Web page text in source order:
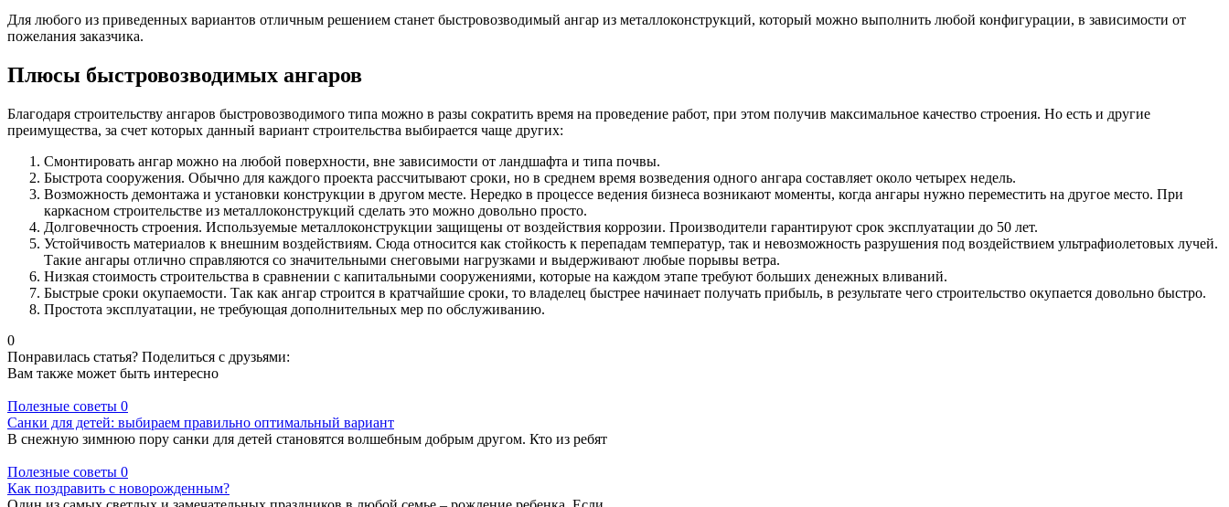
Для любого из приведенных вариантов отличным решением станет быстровозводимый ангар из металлоконструкций, который можно выполнить любой конфигурации, в зависимости от
пожелания заказчика.
Плюсы быстровозводимых ангаров
Благодаря строительству ангаров быстровозводимого типа можно в разы сократить время на проведение работ, при этом получив максимальное качество строения. Но есть и другие
преимущества, за счет которых данный вариант строительства выбирается чаще других:
Смонтировать ангар можно на любой поверхности, вне зависимости от ландшафта и типа почвы.
Быстрота сооружения. Обычно для каждого проекта рассчитывают сроки, но в среднем время возведения одного ангара составляет около четырех недель.
Возможность демонтажа и установки конструкции в другом месте. Нередко в процессе ведения бизнеса возникают моменты, когда ангары нужно переместить на другое место. При
каркасном строительстве из металлоконструкций сделать это можно довольно просто.
Долговечность строения. Используемые металлоконструкции защищены от воздействия коррозии. Производители гарантируют срок эксплуатации до 50 лет.
Устойчивость материалов к внешним воздействиям. Сюда относится как стойкость к перепадам температур, так и невозможность разрушения под воздействием ультрафиолетовых лучей.
Такие ангары отлично справляются со значительными снеговыми нагрузками и выдерживают любые порывы ветра.
Низкая стоимость строительства в сравнении с капитальными сооружениями, которые на каждом этапе требуют больших денежных вливаний.
Быстрые сроки окупаемости. Так как ангар строится в кратчайшие сроки, то владелец быстрее начинает получать прибыль, в результате чего строительство окупается довольно быстро.
Простота эксплуатации, не требующая дополнительных мер по обслуживанию.
0
Понравилась статья? Поделиться с друзьями:
Вам также может быть интересно
Полезные советы 0
Санки для детей: выбираем правильно оптимальный вариант
В снежную зимнюю пору санки для детей становятся волшебным добрым другом. Кто из ребят
Полезные советы 0
Как поздравить с новорожденным?